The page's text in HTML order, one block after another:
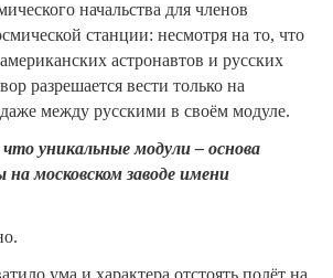
начальства для членов
станции: несмотря на то, что
астронавтов и русских
разрешается вести только на
между русскими в своём модуле.
уникальные модули – основа
московском заводе имени
ума и характера отстоять полёт на